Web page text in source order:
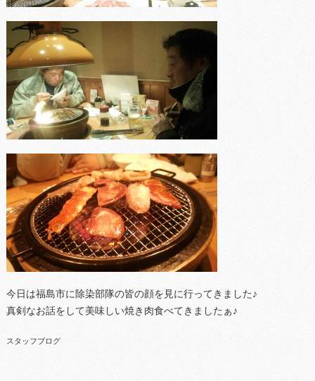
今日は福島市に除染部隊の皆の顔を見に行ってきました♪
真剣なお話をして美味しい焼き肉食べてきましたぁ♪
スタッフブログ